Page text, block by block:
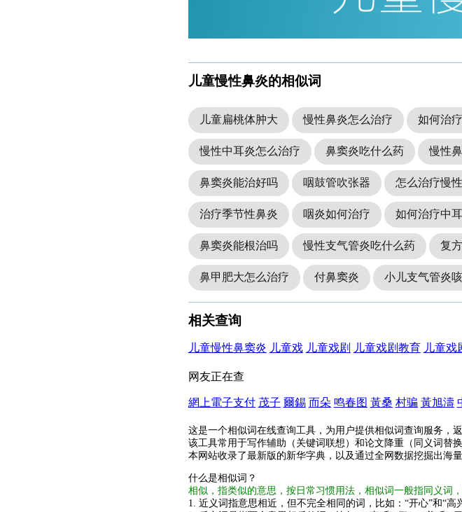
儿童慢性鼻炎的相似词
儿童扁桃体肿大 慢性鼻炎怎么治疗 如何治
慢性中耳炎怎么治疗 鼻窦炎吃什么药 慢性
鼻窦炎能治好吗 咽鼓管吹张器 怎么治疗慢
治疗季节性鼻炎 咽炎如何治疗 如何治疗中
鼻窦炎能根治吗 慢性支气管炎吃什么药 复
鼻甲肥大怎么治疗 付鼻窦炎 小儿支气管炎
相关查询
儿童慢性鼻窦炎 儿童戏 儿童戏剧 儿童戏剧教育 儿童戏
网友正在查
網上電子支付 茂子 爾錫 而朵 鸣春图 黃桑 村骗 黃旭濤
这是一个相似词在线查询工具，为用户提供相似词查询服务，
该工具常用于写作辅助（关键词联想）和论文降重（同义词替换
本网站收录了最新版的新华字典，以及通过全网数据挖掘出海
什么是相似词？
相似，指类似的意思，按日常习惯用法，相似词一般指同义词
1. 近义词指意思相近，但不完全相同的词，比如：“开心”和“高